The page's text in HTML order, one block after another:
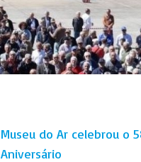
Museu do Ar celebrou o
Aniversário